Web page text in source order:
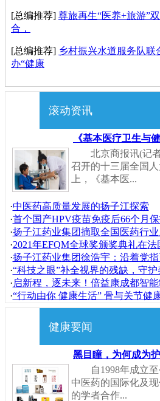
[总编推荐] 尊旅再生“医养+旅游”
合，
[总编推荐] 乡村振兴水道服务队联
办“健康
滚动资讯
《基本医疗卫生与
北京商报讯(记者
召开的十三届全国
上，《基本医...
·中医药高质量发展的扬子江探索
·首个国产HPV疫苗免疫后66个月
·扬子江药业集团摘取全国医药行
·2021年EFQM全球奖颁奖典礼在
·扬子江药业集团徐浩宇：沿着党
·“科技之眼”补全视界的残缺，守护
· 启新程，逐未来！倍益康成都智
·“行动由你 健康生活” 骨与关节健
健康要闻
黑目瞳，为何成为
自1998年成立至
中医药的国际化及
的学者合作...